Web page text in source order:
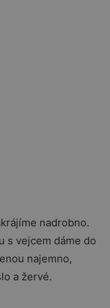
nadrobno.
s vejcem dáme do
najemno,
a žervé.